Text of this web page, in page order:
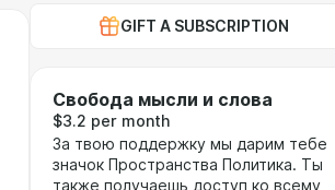
GIFT A SUBSCRIPTION
Свобода мысли и слова
$3.2 per month
За твою поддержку мы дарим тебе
значок Пространства Политика. Ты
также получаешь доступ ко всему